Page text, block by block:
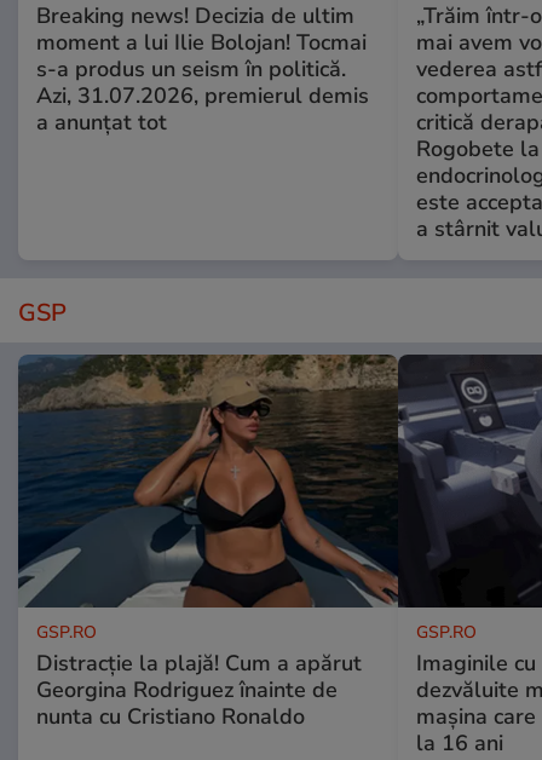
Breaking news! Decizia de ultim
moment a lui Ilie Bolojan! Tocmai
s-a produs un seism în politică.
Azi, 31.07.2026, premierul demis
a anunțat tot
„Trăim într-
mai avem
vederea
critică
Rogobete
este
a stârnit
GSP
GSP.RO
Distracție la plajă! Cum a apărut
Georgina Rodriguez înainte de
nunta cu Cristiano Ronaldo
GSP.RO
Imaginile
dezvăluite
mașina
la 16 ani